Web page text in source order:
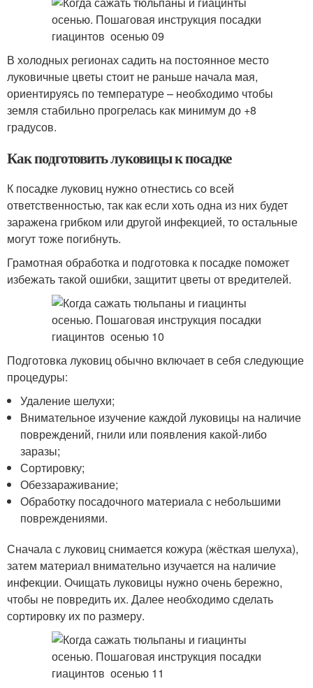
В холодных регионах садить на постоянное место
луковичные цветы стоит не раньше начала мая,
ориентируясь по температуре – необходимо чтобы
земля стабильно прогрелась как минимум до +8
градусов.
Как подготовить луковицы к посадке
К посадке луковиц нужно отнестись со всей
ответственностью, так как если хоть одна из них будет
заражена грибком или другой инфекцией, то остальные
могут тоже погибнуть.
Грамотная обработка и подготовка к посадке поможет
избежать такой ошибки, защитит цветы от вредителей.
Подготовка луковиц обычно включает в себя следующие
процедуры:
Удаление шелухи;
Внимательное изучение каждой луковицы на наличие
повреждений, гнили или появления какой-либо
заразы;
Сортировку;
Обеззараживание;
Обработку посадочного материала с небольшими
повреждениями.
Сначала с луковиц снимается кожура (жёсткая шелуха),
затем материал внимательно изучается на наличие
инфекции. Очищать луковицы нужно очень бережно,
чтобы не повредить их. Далее необходимо сделать
сортировку их по размеру.